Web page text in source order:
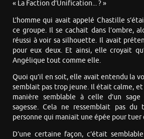
« La Faction d’Unification... ? »
L’homme qui avait appelé Chastille
ce groupe. Il se cachait dans l’ombre,
réussi à voir sa silhouette. Il avait
pour eux deux. Et ainsi, elle croyait
Angélique tout comme elle.
Quoi qu’il en soit, elle avait entendu la
semblait pas trop jeune. Il était calme, et
manière semblable à celle d’un
sagesse. Cela ne ressemblait pas
personne qui maniait une épée pour tuer
D’une certaine façon, c’était